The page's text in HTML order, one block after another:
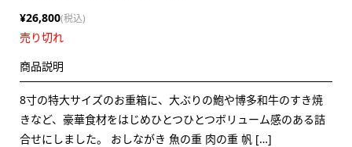
¥26,800(税込)
売り切れ
商品説明
8寸の特大サイズのお重箱に、大ぶりの鮑や博多和牛のすき焼
きなど、豪華食材をはじめひとつひとつボリューム感のある詰
合せにしました。 おしながき 魚の重 肉の重 帆 […]